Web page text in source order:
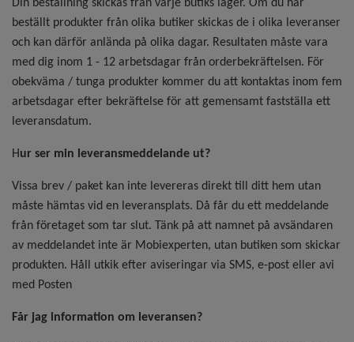
Din beställning skickas från varje butiks lager. Om du har
beställt produkter från olika butiker skickas de i olika leveranser
och kan därför anlända på olika dagar. Resultaten måste vara
med dig inom 1 - 12 arbetsdagar från orderbekräftelsen. För
obekväma / tunga produkter kommer du att kontaktas inom fem
arbetsdagar efter bekräftelse för att gemensamt fastställa ett
leveransdatum.
Hur ser min leveransmeddelande ut?
Vissa brev / paket kan inte levereras direkt till ditt hem utan
måste hämtas vid en leveransplats. Då får du ett meddelande
från företaget som tar slut. Tänk på att namnet på avsändaren
av meddelandet inte är Mobiexperten, utan butiken som skickar
produkten. Håll utkik efter aviseringar via SMS, e-post eller avi
med Posten
Får jag information om leveransen?